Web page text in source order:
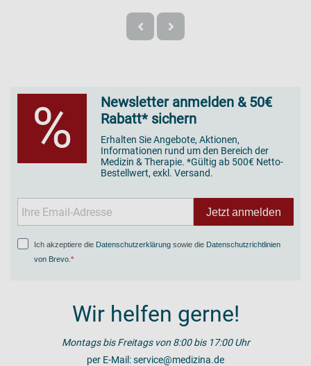
%
Newsletter anmelden & 50€
Rabatt* sichern
Erhalten Sie Angebote, Aktionen,
Informationen rund um den Bereich der
Medizin & Therapie. *Gültig ab 500€ Netto-
Bestellwert, exkl. Versand.
Jetzt anmelden
Ich akzeptiere die Datenschutzerklärung sowie die Datenschutzrichtlinien
von Brevo
Wir helfen gerne!
Montags bis Freitags von 8:00 bis 17:00 Uhr
per E-Mail:service@medizina.de